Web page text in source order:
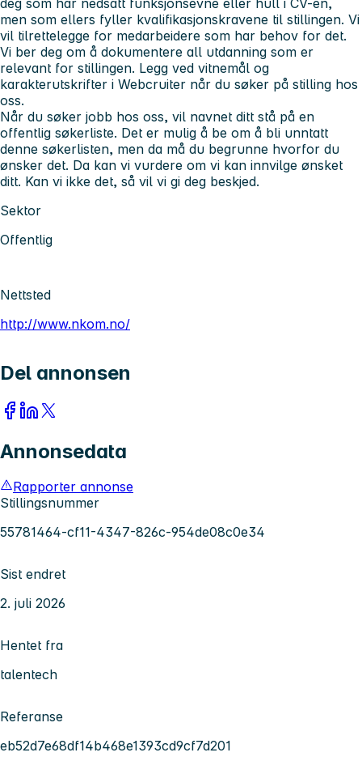
men som ellers fyller kvalifikasjonskravene til stillingen. Vi
vil tilrettelegge for medarbeidere som har behov for det.
Vi ber deg om å dokumentere all utdanning som er
relevant for stillingen. Legg ved vitnemål og
karakterutskrifter i Webcruiter når du søker på stilling hos
oss.
Når du søker jobb hos oss, vil navnet ditt stå på en
offentlig søkerliste. Det er mulig å be om å bli unntatt
denne søkerlisten, men da må du begrunne hvorfor du
ønsker det. Da kan vi vurdere om vi kan innvilge ønsket
ditt. Kan vi ikke det, så vil vi gi deg beskjed.
Sektor
Offentlig
Nettsted
http://www.nkom.no/
Del annonsen
Annonsedata
Rapporter annonse
Stillingsnummer
55781464-cf11-4347-826c-954de08c0e34
Sist endret
2. juli 2026
Hentet fra
talentech
Referanse
eb52d7e68df14b468e1393cd9cf7d201